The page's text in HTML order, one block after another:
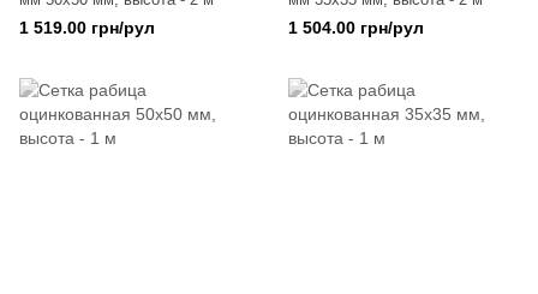
1 519.00 грн/рул 1 504.00 грн/рул